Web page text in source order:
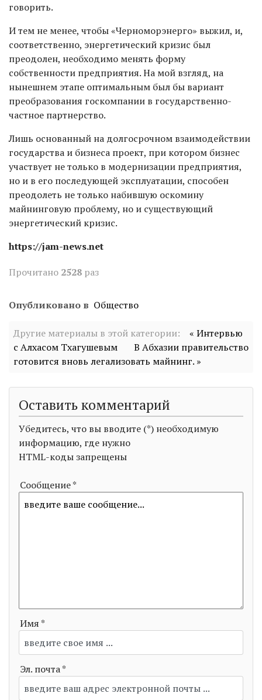
говорить.
И тем не менее, чтобы «Черноморэнерго» выжил, и,
соответственно, энергетический кризис был
преодолен, необходимо менять форму
собственности предприятия. На мой взгляд, на
нынешнем этапе оптимальным был бы вариант
преобразования госкомпании в государственно-
частное партнерство.
Лишь основанный на долгосрочном взаимодействии
государства и бизнеса проект, при котором бизнес
участвует не только в модернизации предприятия,
но и в его последующей эксплуатации, способен
преодолеть не только набившую оскомину
майнинговую проблему, но и существующий
энергетический кризис.
https://jam-news.net
Прочитано 2528 раз
Опубликовано в Общество
Другие материалы в этой категории:
« Интервью
с Алхасом Тхагушевым
В Абхазии правительство
готовится вновь легализовать майнинг. »
Оставить комментарий
Убедитесь, что вы вводите (*) необходимую
информацию, где нужно
HTML-коды запрещены
Сообщение *
Имя *
Эл. почта *